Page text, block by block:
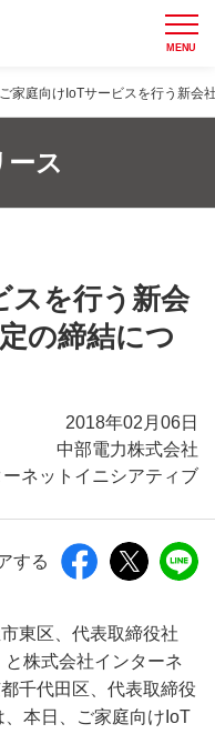
MENU
ご家庭向けIoTサービスを行う新会
ース
スを行う新会
の締結につ
2018年02月06日
中部電力株式会社
ネットイニシアティブ
する
東区、代表取締役社
株式会社インターネ
千代田区、代表取締役
本日、ご家庭向けIoT